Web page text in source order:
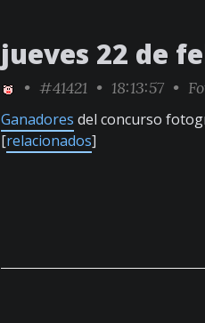
jueves 22 de
• #41421 • 18:13:57 •
Ganadores del concurso
[relacionados]